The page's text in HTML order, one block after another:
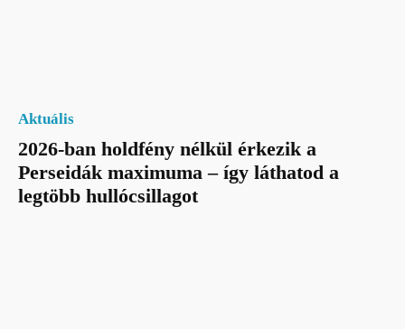
Aktuális
2026-ban holdfény nélkül érkezik a
Perseidák maximuma – így láthatod a
legtöbb hullócsillagot